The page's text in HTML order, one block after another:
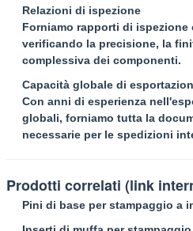
Lasciate un
Ti
Relazioni di ispezione
Forniamo rapporti di
verificando la precisione, la
complessiva dei componenti.
Capacità globale di
Con anni di esperienza
globali, forniamo tutta la
necessarie per le spedizioni
Prodotti correlati (link
Pini di base per stampaggio a